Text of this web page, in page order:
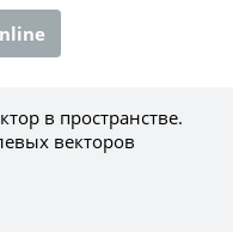
в пространстве.
векторов